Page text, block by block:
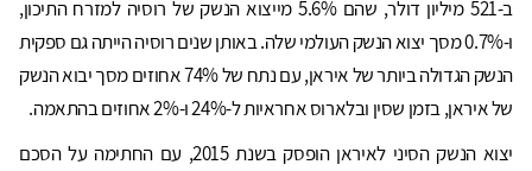
ב-521 מיליון דולר, שהם 5.6% מייצוא הנשק של רוסיה למזרח התיכון,
ו-0.7% מסך יצוא הנשק העולמי שלה. באותן שנים רוסיה הייתה גם ספקית
הנשק הגדולה ביותר של איראן, עם נתח של 74% אחוזים מסך יבוא הנשק
של איראן, בזמן שסין ובלארוס אחראיות ל-24% ו-2% אחוזים בהתאמה.
יצוא הנשק הסיני לאיראן הופסק בשנת 2015, עם החתימה על הסכם